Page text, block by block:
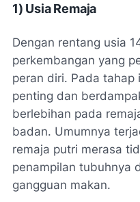
1) Usia Remaja
Dengan rentang usia
perkembangan yang
peran diri. Pada tahap
penting dan
berlebihan pada
badan. Umumnya
remaja putri merasa
penampilan tubuhnya
gangguan makan.